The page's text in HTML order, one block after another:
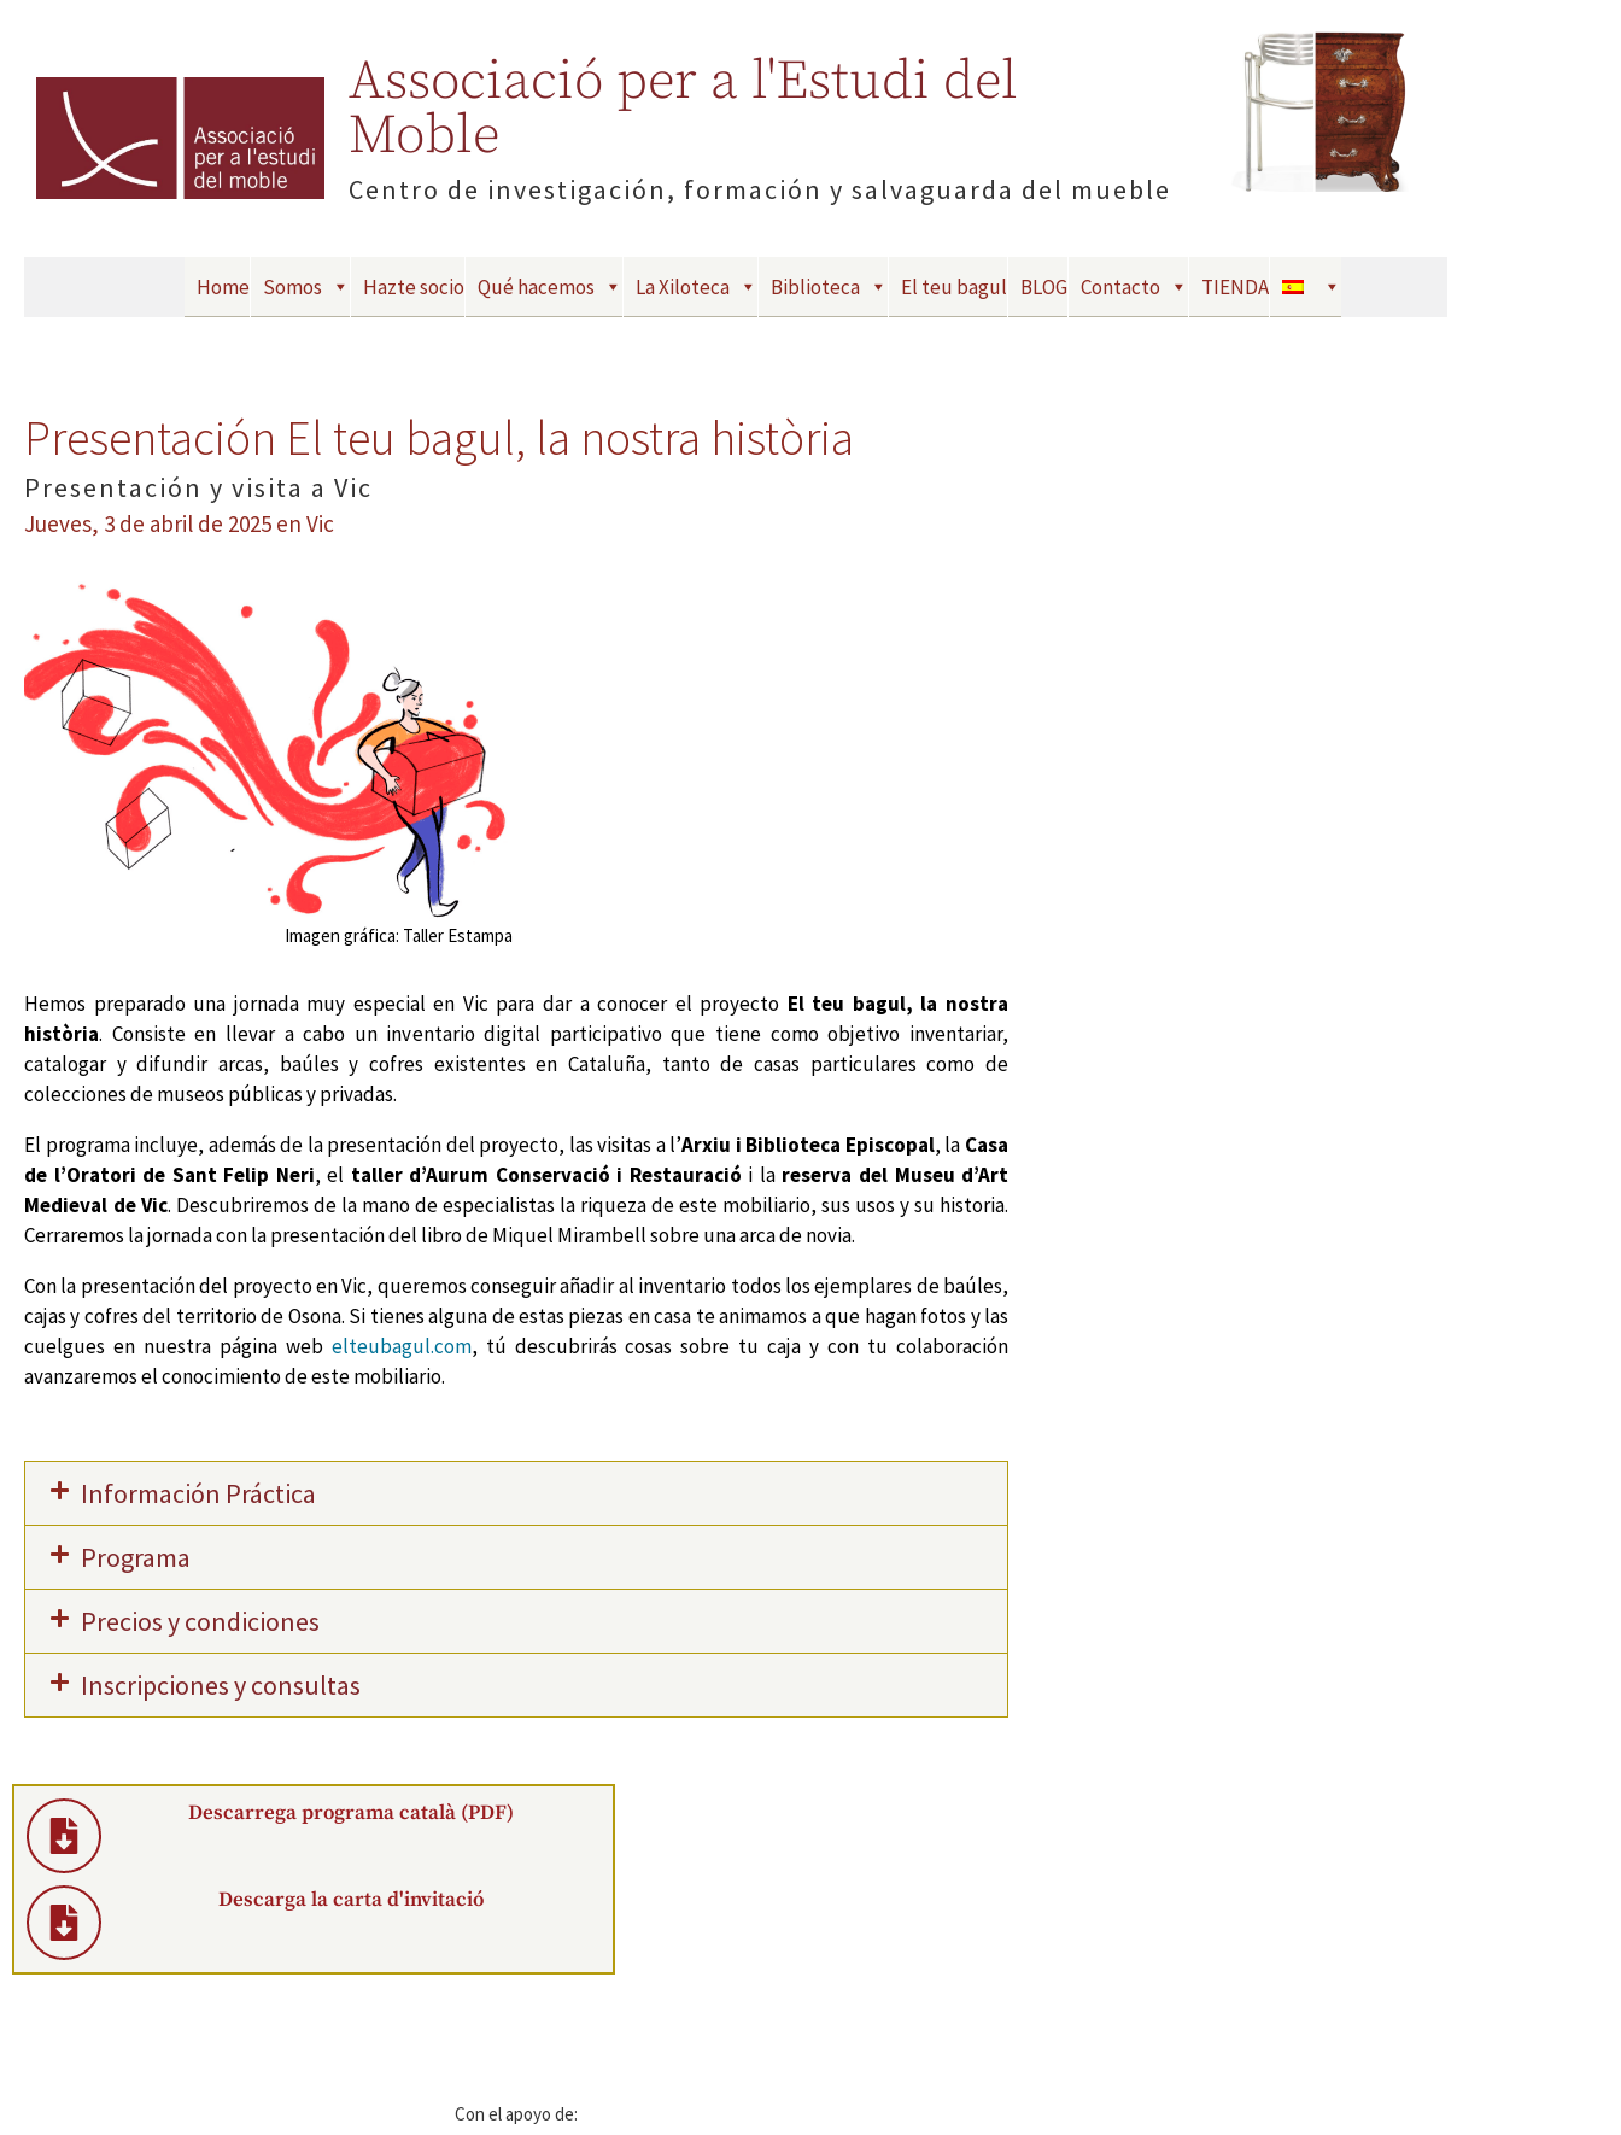
Associació per a l'Estudi del
Moble
Centro de investigación, formación y salvaguarda del mueble
Home Somos Hazte socio Qué hacemos La Xiloteca Biblioteca El teu bagul BLOG Contacto TIENDA
Presentación El teu bagul, la nostra història
Presentación y visita a Vic
Jueves, 3 de abril de 2025 en Vic
Imagen gráfica: Taller Estampa
Hemos preparado una jornada muy especial en Vic para dar a conocer el proyecto El teu bagul, la nostra
història. Consiste en llevar a cabo un inventario digital participativo que tiene como objetivo inventariar,
catalogar y difundir arcas, baúles y cofres existentes en Cataluña, tanto de casas particulares como de
colecciones de museos públicas y privadas.
El programa incluye, además de la presentación del proyecto, las visitas a l’Arxiu i Biblioteca Episcopal, la Casa
de l’Oratori de Sant Felip Neri, el taller d’Aurum Conservació i Restauració i lareserva del Museu d’Art
Medieval de Vic. Descubriremos de la mano de especialistas la riqueza de este mobiliario, sus usos y su historia.
Cerraremos la jornada con la presentación del libro de Miquel Mirambell sobre una arca de novia.
Con la presentación del proyecto en Vic, queremos conseguir añadir al inventario todos los ejemplares de baúles,
cajas y cofres del territorio de Osona. Si tienes alguna de estas piezas en casa te animamos a que hagan fotos y las
cuelgues en nuestra página web elteubagul.com, tú descubrirás cosas sobre tu caja y con tu colaboración
avanzaremos el conocimiento de este mobiliario.
Información Práctica
Programa
Precios y condiciones
Inscripciones y consultas
Descarrega programa català (PDF)
Descarga la carta d'invitació
Con el apoyo de: